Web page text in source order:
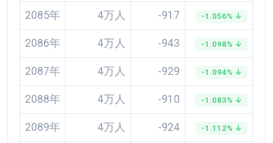
2085年 4万人 -917 -1.056% ↓
2086年 4万人 -943 -1.098% ↓
2087年 4万人 -929 -1.094% ↓
2088年 4万人 -910 -1.083% ↓
2089年 4万人 -924 -1.112% ↓